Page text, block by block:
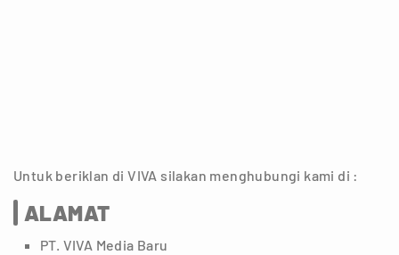
Untuk beriklan di VIVA silakan menghubungi kami di :
ALAMAT
PT. VIVA Media Baru